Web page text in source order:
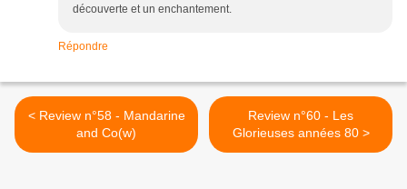
découverte et un enchantement.
Répondre
< Review n°58 - Mandarine
and Co(w)
Review n°60 - Les
Glorieuses années 80 >